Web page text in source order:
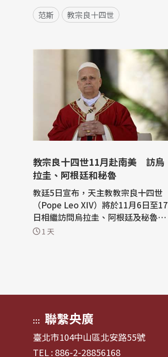
范斯 教宗良十四世
教宗良十四世11月赴南美 訪烏
拉圭、阿根廷和秘魯
教廷5日宣布，天主教教宗良十四世
（Pope Leo XIV）將於11月6日至17
日相繼訪問烏拉圭、阿根廷及秘魯。
教廷針對這次國際牧靈訪問指出，教
1 天
::: 聯繫央廣
臺北市104中山區北安路55號
TEL : 886-2-28856168